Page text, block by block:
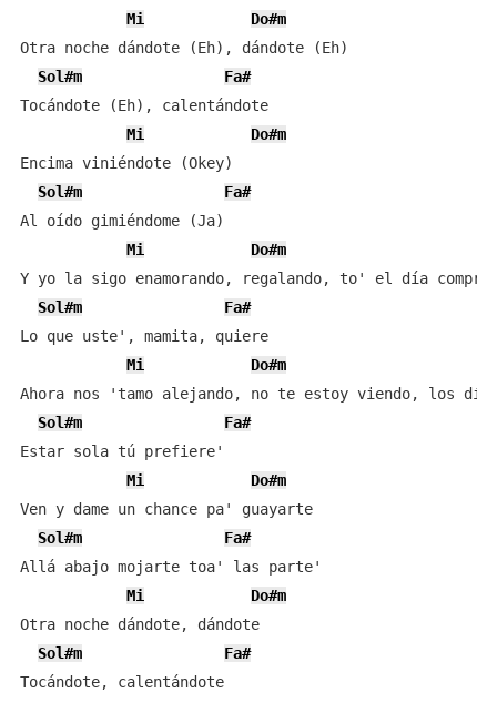
Mi
Do#m
Otra noche dándote (Eh), dándote (Eh)
Sol#m
Fa#
Tocándote (Eh), calentándote
Mi
Do#m
Encima viniéndote (Okey)
Sol#m
Fa#
Al oído gimiéndome (Ja)
Mi
Do#m
Y yo la sigo enamorando, regalando, to' el día
Sol#m
Fa#
Lo que uste', mamita, quiere
Mi
Do#m
Ahora nos 'tamo alejando, no te estoy viendo, los
Sol#m
Fa#
Estar sola tú prefiere'
Mi
Do#m
Ven y dame un chance pa' guayarte
Sol#m
Fa#
Allá abajo mojarte toa' las parte'
Mi
Do#m
Otra noche dándote, dándote
Sol#m
Fa#
Tocándote, calentándote